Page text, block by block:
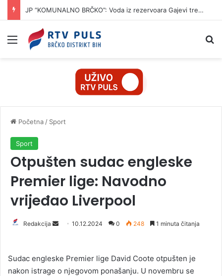
JP “KOMUNALNO BRČKO”: Voda iz rezervoara Gajevi trenutno nije za piće
Izbornik
Početna / Sport
Sport
Otpušten sudac engleske
Premier lige: Navodno
vrijeđao Liverpool
Redakcija
d
a
10.12.2024 0 248 1 minuta čitanja
Sudac engleske Premier lige David Coote otpušten je
nakon istrage o njegovom ponašanju. U novembru se